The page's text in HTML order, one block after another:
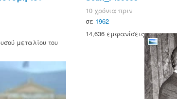
μεταλίου του
10 χρόνια πριν
σε 1962
14,636 εμφανίσεις